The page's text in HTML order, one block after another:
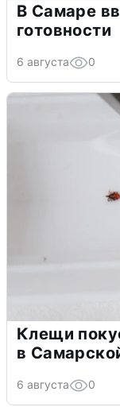
В Самаре
готовности
6 августа 0
Клещи
в
6 августа 0